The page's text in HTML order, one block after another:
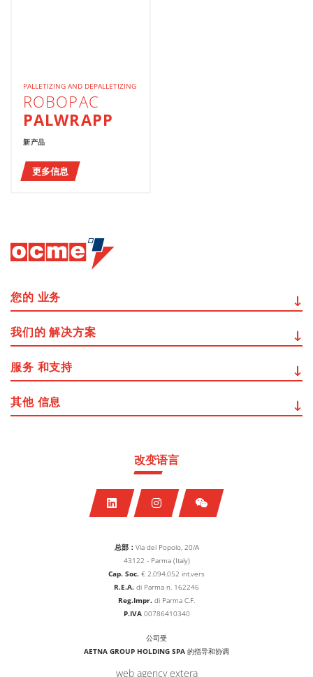
PALLETIZING AND DEPALLETIZING
ROBOPAC
PALWRAPP
新产品
更多信息
总部： Via del Popolo, 20/A
43122 - Parma (Italy)
Cap. Soc. € 2.094.052 int.vers
R.E.A. di Parma n. 162246
Reg.Impr. di Parma C.F.
P.IVA00786410340
公司受
AETNA GROUP HOLDING SPA 的指导和协调
web agency extera
改变语言
您的 业务
我们的 解决方案
服务 和支持
其他 信息